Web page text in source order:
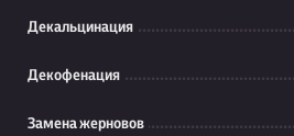
Декальцинация
Декофенация
Замена жерновов